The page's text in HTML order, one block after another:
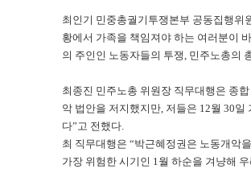
최인기 민중총궐기투쟁본부 공동집행위
황에서 가족을 책임져야 하는 여러분이
의 주인인 노동자들의 투쟁, 민주노총의
최종진 민주노총 위원장 직무대행은 종
악 법안을 저지했지만, 저들은 12월 30
다”고 전했다.
최 직무대행은 “박근혜정권은 노동개악
가장 위험한 시기인 1월 하순을 겨냥해